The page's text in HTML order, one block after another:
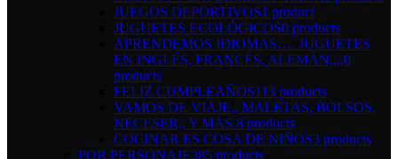
JUEGOS DEPORTIVOS1 product
JUGUETES ECOLÓGICOS0 products
APRENDEMOS IDIOMAS…. JUGUETES
EN INGLÉS, FRANCÉS, ALEMÁN,,,,0
products
FELIZ CUMPLEAÑOS113 products
VAMOS DE VIAJE,, MALETAS, BOLSOS,
NECESER,, Y MÁS.8 products
COCINAR ES COSA DE NIÑOS3 products
POR PERSONAJE385 products